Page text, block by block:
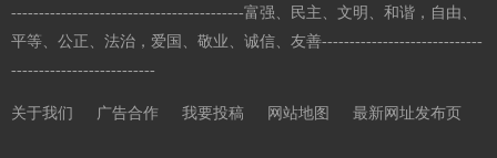
------------------------------------------富强、民主、文明、和谐，自由、
平等、公正、法治，爱国、敬业、诚信、友善-----------------------------
--------------------------
关于我们 广告合作 我要投稿 网站地图 最新网址发布页